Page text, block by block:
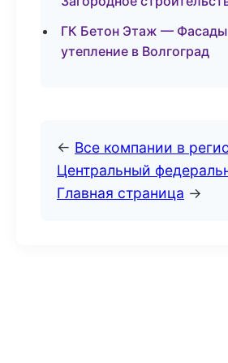
ГК Бетон Этаж —
утепление в Волгоград
← Все компании в
Центральный
Главная страница →